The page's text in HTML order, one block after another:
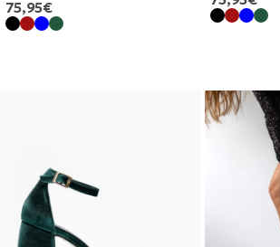
ΚΑΝΟΝΙΚΉ
ΤΙΜΉ
75,95€
ΤΙΜΉ